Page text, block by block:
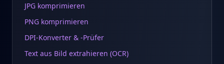
JPG komprimieren
PNG komprimieren
DPI-Konverter & -Prüfer
Text aus Bild extrahieren (OCR)